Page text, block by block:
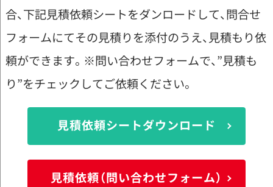
合、下記見積依頼シートをダンロードして、問合せ
フォームにてその見積りを添付のうえ、見積もり依
頼ができます。※問い合わせフォームで、”見積も
り”をチェックしてご依頼ください。
見積依頼シートダウンロード
見積依頼（問い合わせフォーム）